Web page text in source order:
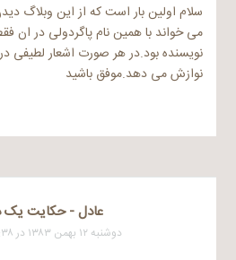
سلام اولین بار است که از این وبلاگ
می خواند با همین نام پاگردولی در ان
نویسنده بود.در هر صورت اشعار لطیفی
نوازش می دهد.موفق باشید
عادل - حکایت یک
دوشنبه ۱۲ بهمن ۱۳۸۳ در ۹:۳۸ قبل از ظهر